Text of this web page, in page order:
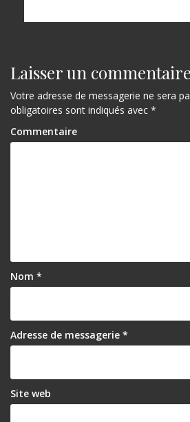
Laisser un commentaire
Votre adresse de messagerie ne sera
obligatoires sont indiqués avec *
Commentaire
Nom *
Adresse de messagerie *
Site web